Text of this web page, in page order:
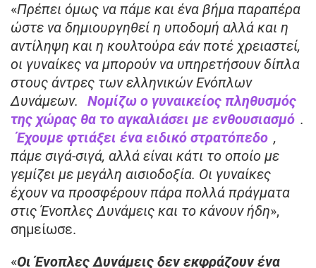
«Πρέπει όμως να πάμε και ένα βήμα παραπέρα
ώστε να δημιουργηθεί η υποδομή αλλά και η
αντίληψη και η κουλτούρα εάν ποτέ χρειαστεί,
οι γυναίκες να μπορούν να υπηρετήσουν δίπλα
στους άντρες των ελληνικών Ενόπλων
Δυνάμεων.
Νομίζω ο γυναικείος πληθυσμός
της χώρας θα το αγκαλιάσει με ενθουσιασμό .
Έχουμε φτιάξει ένα ειδικό στρατόπεδο ,
πάμε σιγά-σιγά, αλλά είναι κάτι το οποίο με
γεμίζει με μεγάλη αισιοδοξία. Οι γυναίκες
έχουν να προσφέρουν πάρα πολλά πράγματα
στις Ένοπλες Δυνάμεις και το κάνουν ήδη»,
σημείωσε.
«Οι Ένοπλες Δυνάμεις δεν εκφράζουν ένα